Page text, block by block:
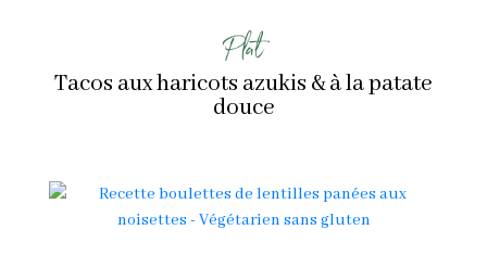
Plat
Tacos aux haricots azukis & à la patate
douce